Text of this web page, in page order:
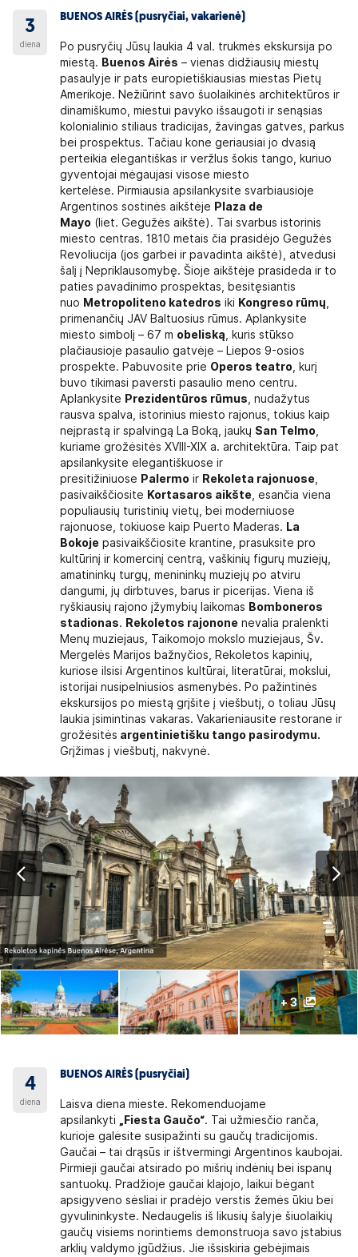
3
diena
BUENOS AIRĖS (pusryčiai, vakarienė)
Po pusryčių Jūsų laukia 4 val. trukmės ekskursija po
miestą. Buenos Airės – vienas didžiausių miestų
pasaulyje ir pats europietiškiausias miestas Pietų
Amerikoje. Nežiūrint savo šuolaikinės architektūros ir
dinamiškumo, miestui pavyko išsaugoti ir senąsias
kolonialinio stiliaus tradicijas, žavingas gatves, parkus
bei prospektus. Tačiau kone geriausiai jo dvasią
perteikia elegantiškas ir veržlus šokis tango, kuriuo
gyventojai mėgaujasi visose miesto
kertelėse. Pirmiausia apsilankysite svarbiausioje
Argentinos sostinės aikštėje Plaza de
Mayo (liet. Gegužės aikštė). Tai svarbus istorinis
miesto centras. 1810 metais čia prasidėjo Gegužės
Revoliucija (jos garbei ir pavadinta aikštė), atvedusi
šalį į Nepriklausomybę. Šioje aikštėje prasideda ir to
paties pavadinimo prospektas, besitęsiantis
nuo Metropoliteno katedros iki Kongreso rūmų
primenančių JAV Baltuosius rūmus. Aplankysite
miesto simbolį – 67 m obeliską , kuris stūkso
plačiausioje pasaulio gatvėje – Liepos 9-osios
prospekte. Pabuvosite prie Operos teatro , kurį
buvo tikimasi paversti pasaulio meno centru.
Aplankysite Prezidentūros rūmus , nudažytus
rausva spalva, istorinius miesto rajonus, tokius kaip
neįprastą ir spalvingą La Boką, jaukų San Telmo
kuriame grožėsitės XVIII-XIX a. architektūra. Taip pat
apsilankysite elegantiškuose ir
presitižiniuose Palermo ir Rekoleta rajonuose
pasivaikščiosite Kortasaros aikšte , esančia viena
populiausių turistinių vietų, bei moderniuose
rajonuose, tokiuose kaip Puerto Maderas. La
Bokoje pasivaikščiosite krantine, prasuksite pro
kultūrinį ir komercinį centrą, vaškinių figurų muziejų,
amatininkų turgų, menininkų muziejų po atviru
dangumi, jų dirbtuves, barus ir picerijas. Viena iš
ryškiausių rajono įžymybių laikomas Bomboneros
stadionas. Rekoletos rajonone nevalia pralenkti
Menų muziejaus, Taikomojo mokslo muziejaus, Šv.
Mergelės Marijos bažnyčios, Rekoletos kapinių,
kuriose ilsisi Argentinos kultūrai, literatūrai, mokslui,
istorijai nusipelniusios asmenybės. Po pažintinės
ekskursijos po miestą grįšite į viešbutį, o toliau Jūsų
laukia įsimintinas vakaras. Vakarieniausite restorane ir
grožėsitės argentinietišku tango pasirodymu.
Grįžimas į viešbutį, nakvynė.
+ 3
4
diena
BUENOS AIRĖS (pusryčiai)
Laisva diena mieste. Rekomenduojame
apsilankyti
„Fiesta Gaučo“. Tai užmiesčio ranča,
kurioje galėsite susipažinti su gaučų tradicijomis.
Gaučai – tai drąsūs ir ištvermingi Argentinos kaubojai.
Pirmieji gaučai atsirado po mišrių indėnių bei ispanų
santuokų. Pradžioje gaučai klajojo, laikui bėgant
apsigyveno sėsliai ir pradėjo verstis žemės ūkiu bei
gyvulininkyste. Nedaugelis iš likusių šalyje šiuolaikių
gaučų visiems norintiems demonstruoja savo įstabius
arklių valdymo įgūdžius. Jie išsiskiria gebėjimais